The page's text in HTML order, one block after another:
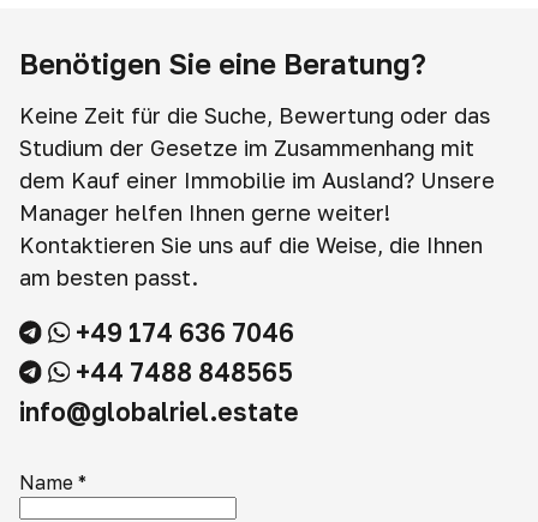
Benötigen Sie eine Beratung?
Keine Zeit für die Suche, Bewertung oder das
Studium der Gesetze im Zusammenhang mit
dem Kauf einer Immobilie im Ausland? Unsere
Manager helfen Ihnen gerne weiter!
Kontaktieren Sie uns auf die Weise, die Ihnen
am besten passt.
+49 174 636 7046
+44 7488 848565
info@globalriel.estate
Name *